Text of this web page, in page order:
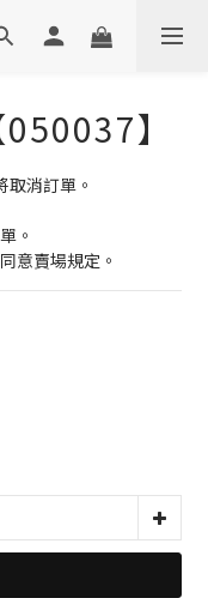
】
消訂單。
。
意賣場規定。